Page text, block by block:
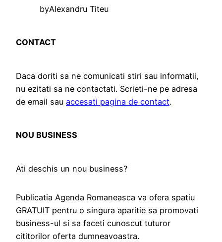
byAlexandru Titeu
CONTACT
Daca doriti sa ne comunicati stiri sau informatii,
nu ezitati sa ne contactati. Scrieti-ne pe adresa
de email sau accesati pagina de contact.
NOU BUSINESS
Ati deschis un nou business?
Publicatia Agenda Romaneasca va ofera spatiu
GRATUIT pentru o singura aparitie sa promovati
business-ul si sa faceti cunoscut tuturor
cititorilor oferta dumneavoastra.